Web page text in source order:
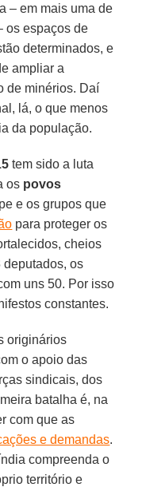
– em mais uma de
os espaços de
determinados, e
ampliar a
de minérios. Daí
lá, o que menos
da população.
tem sido a luta
os povos
e os grupos que
para proteger os
cheios
deputados, os
uns 50. Por isso
constantes.
originários
o apoio das
sindicais, dos
batalha é, na
com que as
e demandas.
compreenda o
território e